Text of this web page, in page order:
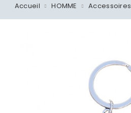
Accueil HOMME Accessoires